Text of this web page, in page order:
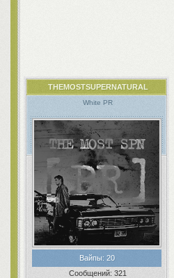
THEMOSTSUPERNATURAL
White PR
Вайпы:20
Сообщений: 321